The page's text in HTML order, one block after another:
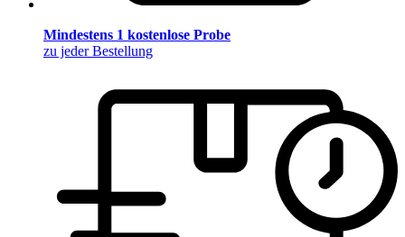
Mindestens 1 kostenlose Probe
zu jeder Bestellung